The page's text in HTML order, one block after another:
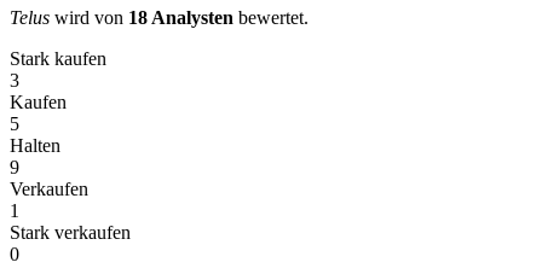
Telus wird von 18 Analysten bewertet.
Stark kaufen
3
Kaufen
5
Halten
9
Verkaufen
1
Stark verkaufen
0